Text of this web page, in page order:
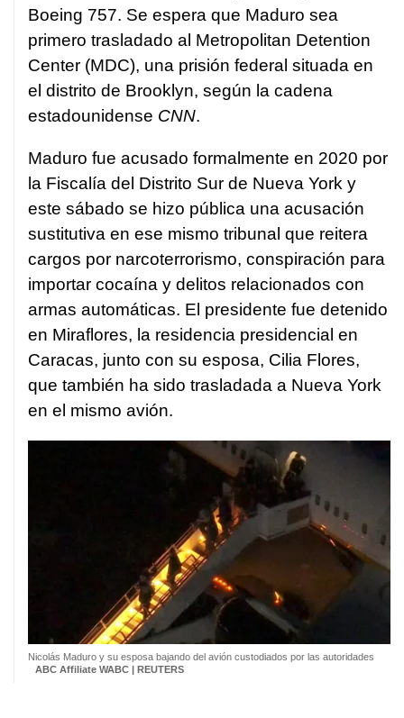
Boeing 757. Se espera que Maduro sea
primero trasladado al Metropolitan Detention
Center (MDC), una prisión federal situada en
el distrito de Brooklyn, según la cadena
estadounidense CNN.
Maduro fue acusado formalmente en 2020 por
la Fiscalía del Distrito Sur de Nueva York y
este sábado se hizo pública una acusación
sustitutiva en ese mismo tribunal que reitera
cargos por narcoterrorismo, conspiración para
importar cocaína y delitos relacionados con
armas automáticas. El presidente fue detenido
en Miraflores, la residencia presidencial en
Caracas, junto con su esposa, Cilia Flores,
que también ha sido trasladada a Nueva York
en el mismo avión.
Nicolás Maduro y su esposa bajando del avión custodiados por las autoridades
ABC Affiliate WABC | REUTERS